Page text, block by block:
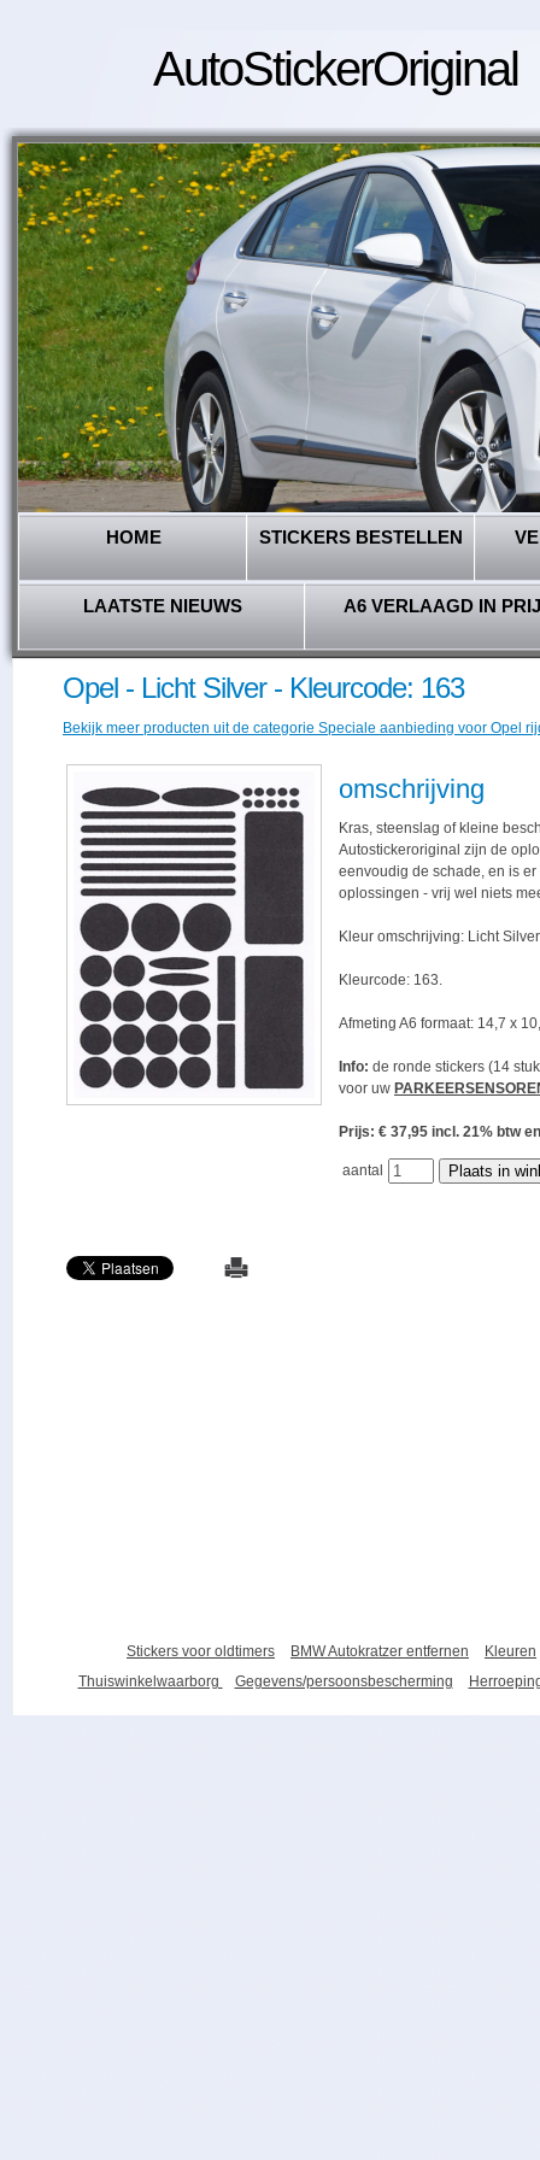
AutoStickerOriginal
HOME STICKERS BESTELLEN
LAATSTE NIEUWS A6 VERLAAGD IN
Opel - Licht Silver - Kleurcode: 163
Bekijk meer producten uit de categorie Speciale aanbieding voor Opel
omschrijving
Kras, steenslag of kleine
Autostickeroriginal zijn de
eenvoudig de schade, en is
oplossingen - vrij wel niets
Kleur omschrijving: Licht
Kleurcode: 163.
Afmeting A6 formaat: 14,7 x
Info: de ronde stickers (14
voor uw
Prijs: € 37,95 incl. 21% btw
aantal
Stickers voor oldtimers BMW Autokratzer entfernen
Kleuren
Thuiswinkelwaarborg
Gegevens/persoonsbescherming